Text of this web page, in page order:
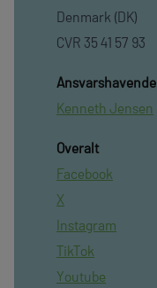
Denmark (DK)
CVR 35 41 57 93
Ansvarshavende
Kenneth Jensen
Overalt
Facebook
X
Instagram
TikTok
Youtube